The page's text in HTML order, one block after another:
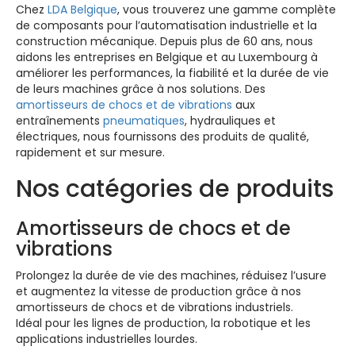
Chez LDA Belgique, vous trouverez une gamme complète
de composants pour l’automatisation industrielle et la
construction mécanique. Depuis plus de 60 ans, nous
aidons les entreprises en Belgique et au Luxembourg à
améliorer les performances, la fiabilité et la durée de vie
de leurs machines grâce à nos solutions. Des
amortisseurs de chocs et de vibrations aux
entraînements pneumatiques, hydrauliques et
électriques, nous fournissons des produits de qualité,
rapidement et sur mesure.
Nos catégories de produits
Amortisseurs de chocs et de
vibrations
Prolongez la durée de vie des machines, réduisez l’usure
et augmentez la vitesse de production grâce à nos
amortisseurs de chocs et de vibrations industriels.
Idéal pour les lignes de production, la robotique et les
applications industrielles lourdes.